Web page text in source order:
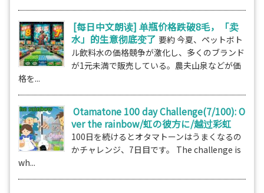
[每日中文朗读] 单瓶价格跌破8毛，「卖
水」的生意彻底变了 要約 今夏、ペットボト
ル飲料水の価格競争が激化し、多くのブランド
が1元未満で販売している。農夫山泉などが価
格を...
Otamatone 100 day Challenge(7/100): O
ver the rainbow/虹の彼方に/越过彩虹
100日を続けるとオタマトーンはうまくなるの
かチャレンジ、7日目です。 The challenge is
wh...